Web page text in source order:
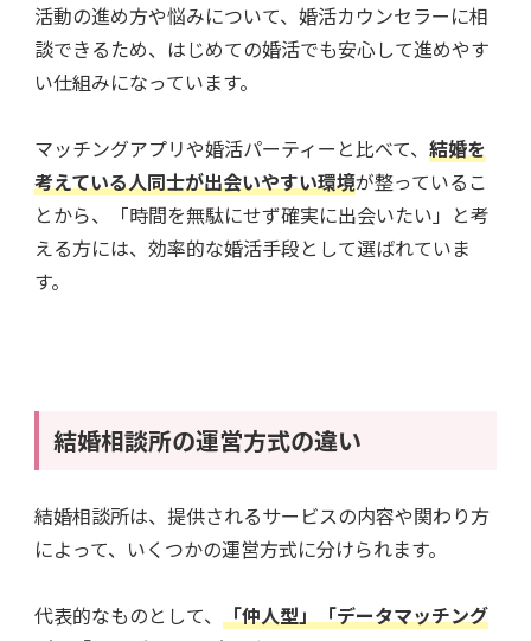
活動の進め方や悩みについて、婚活カウンセラーに相
談できるため、はじめての婚活でも安心して進めやす
い仕組みになっています。
マッチングアプリや婚活パーティーと比べて、 結婚を
考えている人同士が出会いやすい環境が整っているこ
とから、「時間を無駄にせず確実に出会いたい」と考
える方には、効率的な婚活手段として選ばれていま
す。
結婚相談所の運営方式の違い
結婚相談所は、提供されるサービスの内容や関わり方
によって、いくつかの運営方式に分けられます。
代表的なものとして、 「仲人型」「データマッチング